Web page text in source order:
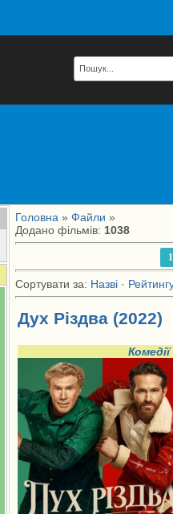
Головна » Файли »
Додано фільмів: 1038
Сортувати за: Назві ·
Дух Різдва (2022)
Комедії